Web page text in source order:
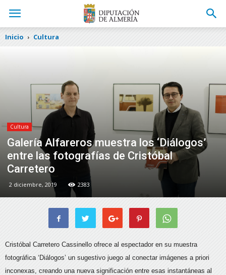
Inicio Cultura
Cultura
Galería Alfareros muestra los ‘Diálogos’
entre las fotografías de Cristóbal
Carretero
2 diciembre, 2019 2383
Cristóbal Carretero Cassinello ofrece al espectador en su muestra
fotográfica ‘Diálogos’ un sugestivo juego al conectar imágenes a priori
inconexas, creando una nueva significación entre esas instantáneas al